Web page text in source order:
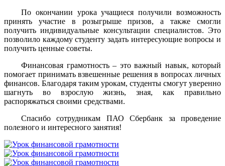
По окончании урока учащиеся получили возможность
принять участие в розыгрыше призов, а также смогли
получить индивидуальные консультации специалистов. Это
позволило каждому студенту задать интересующие вопросы и
получить ценные советы.
Финансовая грамотность – это важный навык, который
помогает принимать взвешенные решения в вопросах личных
финансов. Благодаря таким урокам, студенты смогут уверенно
шагнуть во взрослую жизнь, зная, как правильно
распоряжаться своими средствами.
Спасибо сотрудникам ПАО Сбербанк за проведение
полезного и интересного занятия!